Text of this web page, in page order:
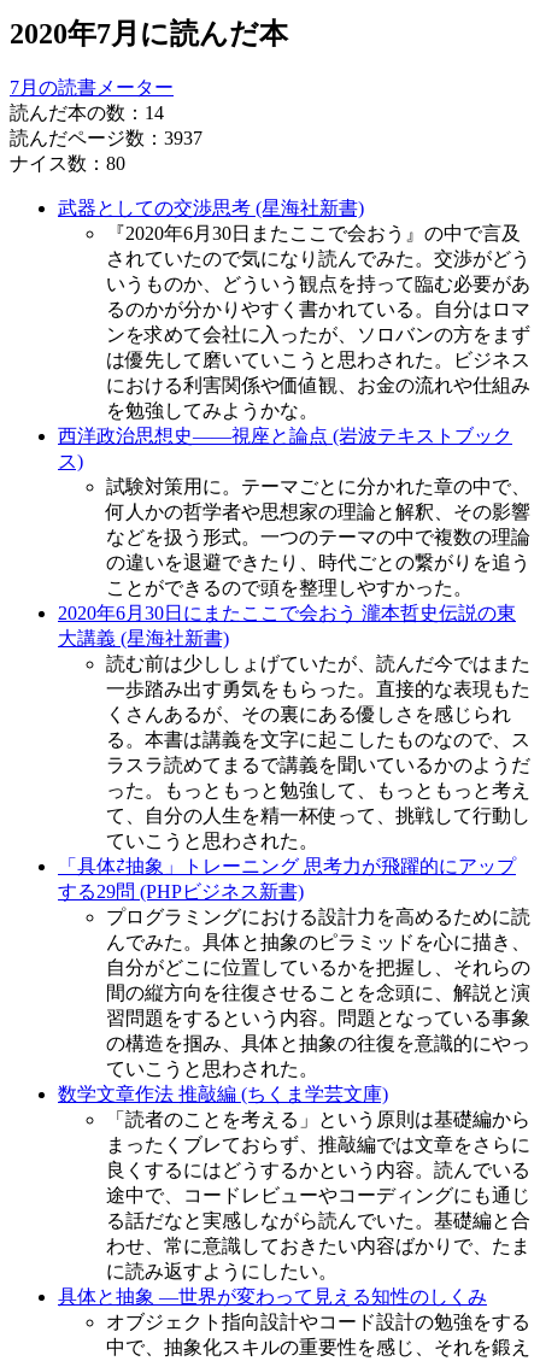
2020年7月に読んだ本
7月の読書メーター
読んだ本の数：14
読んだページ数：3937
ナイス数：80
武器としての交渉思考 (星海社新書)
『2020年6月30日またここで会おう』の中で言及
されていたので気になり読んでみた。交渉がどう
いうものか、どういう観点を持って臨む必要があ
るのかが分かりやすく書かれている。自分はロマ
ンを求めて会社に入ったが、ソロバンの方をまず
は優先して磨いていこうと思わされた。ビジネス
における利害関係や価値観、お金の流れや仕組み
を勉強してみようかな。
西洋政治思想史――視座と論点 (岩波テキストブック
ス)
試験対策用に。テーマごとに分かれた章の中で、
何人かの哲学者や思想家の理論と解釈、その影響
などを扱う形式。一つのテーマの中で複数の理論
の違いを退避できたり、時代ごとの繋がりを追う
ことができるので頭を整理しやすかった。
2020年6月30日にまたここで会おう 瀧本哲史伝説の東
大講義 (星海社新書)
読む前は少ししょげていたが、読んだ今ではまた
一歩踏み出す勇気をもらった。直接的な表現もた
くさんあるが、その裏にある優しさを感じられ
る。本書は講義を文字に起こしたものなので、ス
ラスラ読めてまるで講義を聞いているかのようだ
った。もっともっと勉強して、もっともっと考え
て、自分の人生を精一杯使って、挑戦して行動し
ていこうと思わされた。
「具体⇄抽象」トレーニング 思考力が飛躍的にアップ
する29問 (PHPビジネス新書)
プログラミングにおける設計力を高めるために読
んでみた。具体と抽象のピラミッドを心に描き、
自分がどこに位置しているかを把握し、それらの
間の縦方向を往復させることを念頭に、解説と演
習問題をするという内容。問題となっている事象
の構造を掴み、具体と抽象の往復を意識的にやっ
ていこうと思わされた。
数学文章作法 推敲編 (ちくま学芸文庫)
「読者のことを考える」という原則は基礎編から
まったくブレておらず、推敲編では文章をさらに
良くするにはどうするかという内容。読んでいる
途中で、コードレビューやコーディングにも通じ
る話だなと実感しながら読んでいた。基礎編と合
わせ、常に意識しておきたい内容ばかりで、たま
に読み返すようにしたい。
具体と抽象 ―世界が変わって見える知性のしくみ
オブジェクト指向設計やコード設計の勉強をする
中で、抽象化スキルの重要性を感じ、それを鍛え